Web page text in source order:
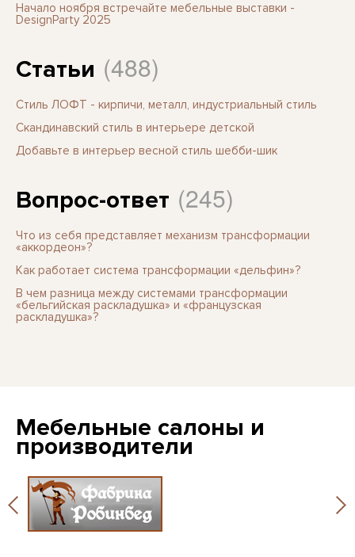
Начало ноября встречайте мебельные выставки -
DesignParty 2025
Статьи (488)
Стиль ЛОФТ - кирпичи, металл, индустриальный стиль
Скандинавский стиль в интерьере детской
Добавьте в интерьер весной стиль шебби-шик
Вопрос-ответ (245)
Что из себя представляет механизм трансформации
«аккордеон»?
Как работает система трансформации «дельфин»?
В чем разница между системами трансформации
«бельгийская раскладушка» и «французская
раскладушка»?
Мебельные салоны и
производители